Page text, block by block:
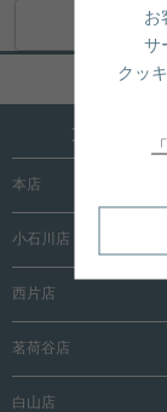
文京区内に
本店
小石川店
西片店
茗荷谷店
白山店
お
サ
クッ